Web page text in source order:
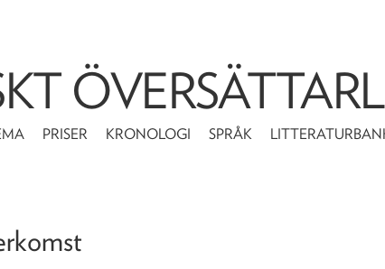
PRISER KRONOLOGI SPRÅK